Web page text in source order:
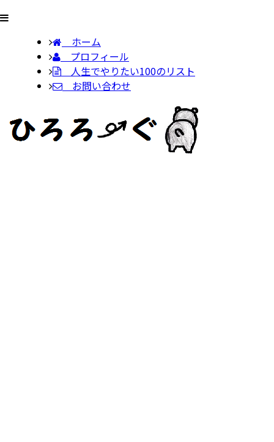
ホーム
プロフィール
人生でやりたい100のリスト
お問い合わせ